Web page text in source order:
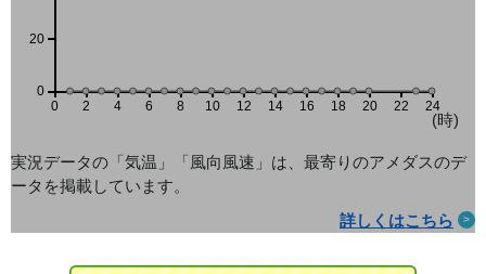
0 2 4 6 8 10 12 14 16 18 20 22 24
(時)
0
20
実況データの「気温」「風向風速」は、最寄りのアメダスのデ
ータを掲載しています。
詳しくはこちら